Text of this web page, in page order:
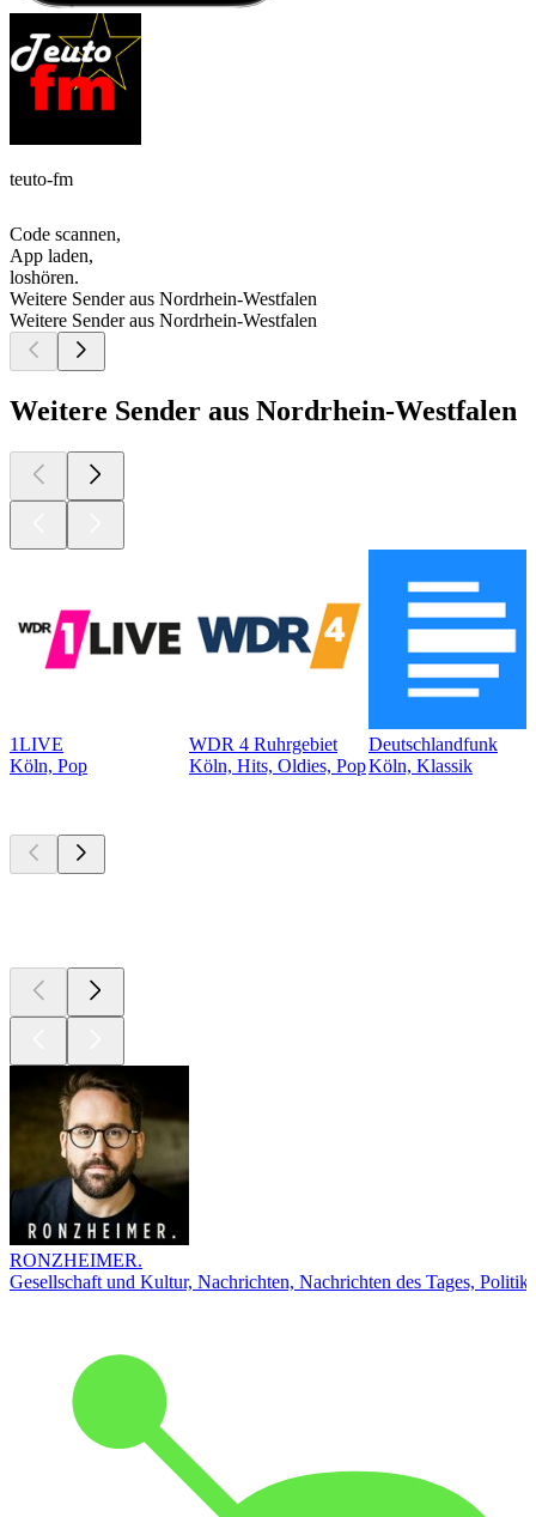
teuto-fm
Code scannen,
App laden,
loshören.
Weitere Sender aus Nordrhein-Westfalen
Weitere Sender aus Nordrhein-Westfalen
Weitere Sender aus Nordrhein-Westfalen
1LIVE
Köln, Pop
WDR 4 Ruhrgebiet
Köln, Hits, Oldies, Pop
Deutschlandfunk
Köln, Klassik
RONZHEIMER.
Gesellschaft und Kultur, Nachrichten, Nachrichten des Tages, Politik